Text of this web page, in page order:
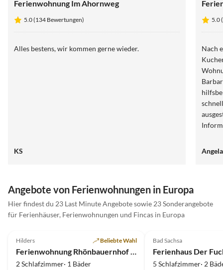
Ferienwohnung Im Ahornweg
5.0 (134 Bewertungen)
Alles bestens, wir kommen gerne wieder.
KS
5.0
Nach
Angebote von Ferienwohnungen in Europa
Hier findest du 23 Last Minute Angebote sowie 23 Sonderangebote
für Ferienhäuser, Ferienwohnungen und Fincas in Europa
Hilders Beliebte Wahl
Ferienwohnung Rhönbauernhof Spiegel
2 Schlafzimmer· 1 Bäder
Bad Sachsa
5 Schlafzimmer· 2